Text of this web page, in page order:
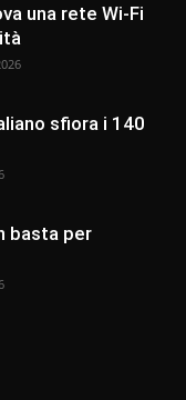
una rete Wi-Fi
sfiora i 140
basta per